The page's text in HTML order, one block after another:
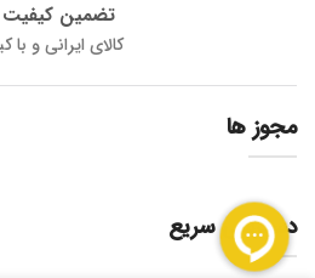
تضمین کیفیت
کالای ایرانی و با
مجوز ها
دسترسی سریع